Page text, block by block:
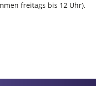
freitags bis 12 Uhr).